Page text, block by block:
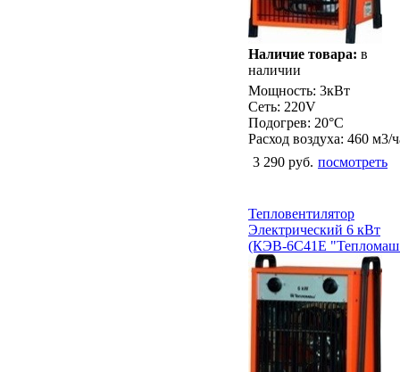
Наличие товара: в
наличии
Мощность: 3кВт
Сеть: 220V
Подогрев: 20°С
Расход воздуха: 460 м3/
3 290 руб. посмотреть
Тепловентилятор
Электрический 6 кВт
(КЭВ-6С41Е